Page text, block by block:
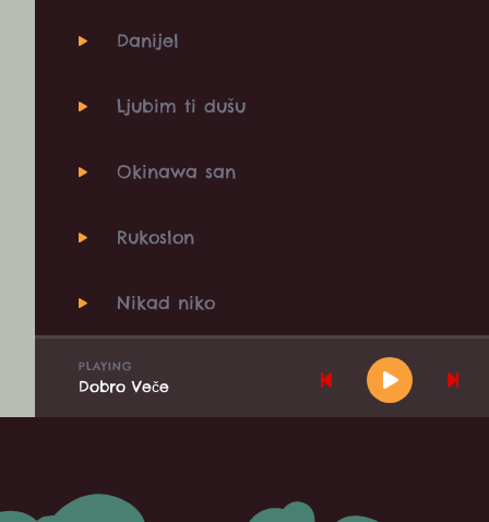
Danijel
Ljubim ti dušu
Okinawa san
Rukoslon
Nikad niko
Osmeli se
Najbolja drugarice
PLAYING
Dobro Veče